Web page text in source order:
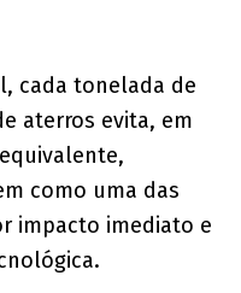
cada tonelada de
aterros evita, em
como uma das
impacto imediato e